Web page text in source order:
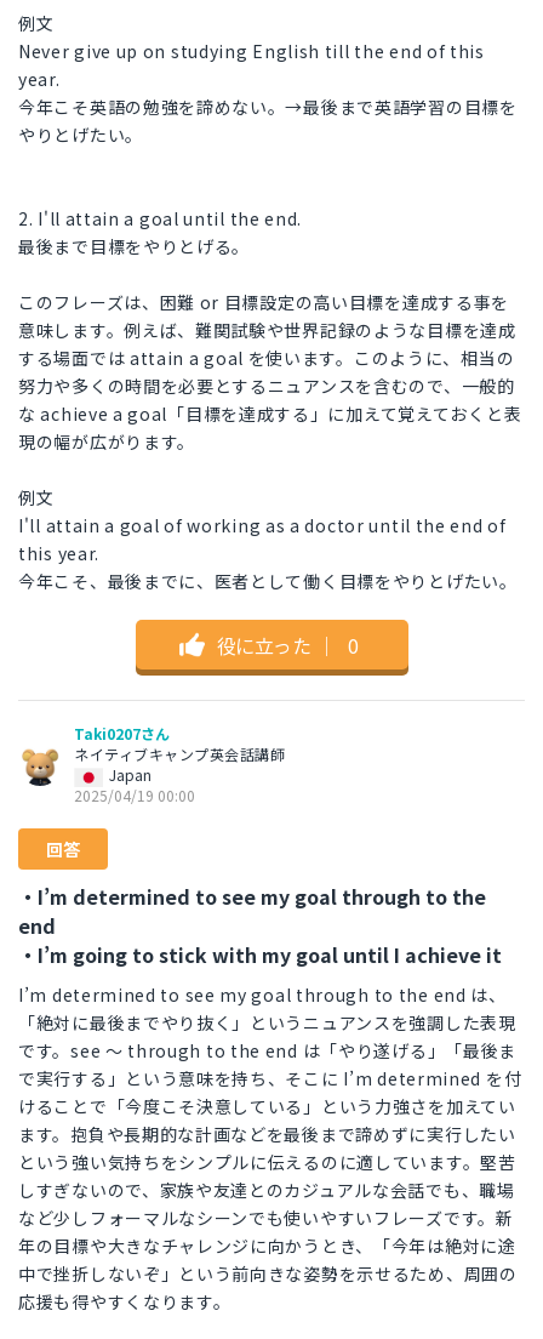
例文
Never give up on studying English till the end of this
year.
今年こそ英語の勉強を諦めない。→最後まで英語学習の目標を
やりとげたい。
2. I'll attain a goal until the end.
最後まで目標をやりとげる。
このフレーズは、困難 or 目標設定の高い目標を達成する事を
意味します。例えば、難関試験や世界記録のような目標を達成
する場面では attain a goal を使います。このように、相当の
努力や多くの時間を必要とするニュアンスを含むので、一般的
な achieve a goal「目標を達成する」に加えて覚えておくと表
現の幅が広がります。
例文
I'll attain a goal of working as a doctor until the end of
this year.
今年こそ、最後までに、医者として働く目標をやりとげたい。
役に立った ｜ 0
Taki0207さん
ネイティブキャンプ英会話講師
Japan
2025/04/19 00:00
回答
・I’m determined to see my goal through to the
end
・I’m going to stick with my goal until I achieve it
I’m determined to see my goal through to the end は、
「絶対に最後までやり抜く」というニュアンスを強調した表現
です。see ～ through to the end は「やり遂げる」「最後ま
で実行する」という意味を持ち、そこに I’m determined を付
けることで「今度こそ決意している」という力強さを加えてい
ます。抱負や長期的な計画などを最後まで諦めずに実行したい
という強い気持ちをシンプルに伝えるのに適しています。堅苦
しすぎないので、家族や友達とのカジュアルな会話でも、職場
など少しフォーマルなシーンでも使いやすいフレーズです。新
年の目標や大きなチャレンジに向かうとき、「今年は絶対に途
中で挫折しないぞ」という前向きな姿勢を示せるため、周囲の
応援も得やすくなります。